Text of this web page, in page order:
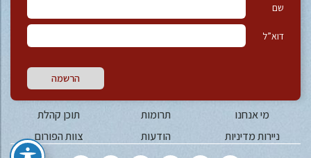
שם
דוא”ל
הרשמה
מי אנחנו תרומות
תוכן קהלת
ניירות מדיניות
הודעות צוות הפורום